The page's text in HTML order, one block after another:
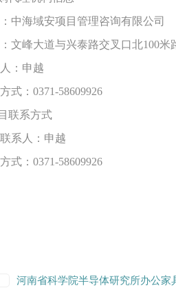
中海域安项目管理咨询有限公司
文峰大道与兴泰路交叉口北100米
：申越
式： 0371-58609926
联系方式
系人：申越
式： 0371-58609926
河南省科学院半导体研究所办公家